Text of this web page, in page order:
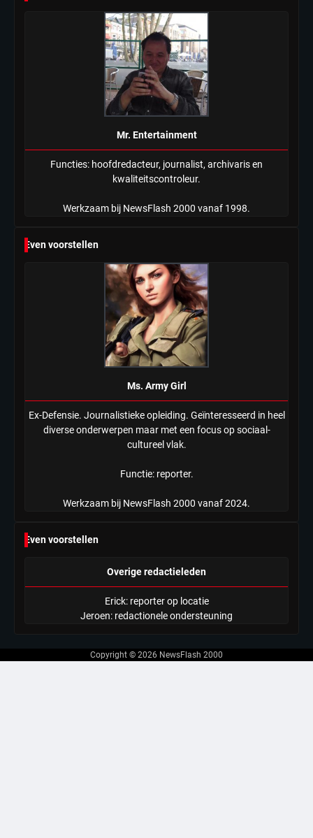
Mr. Entertainment
Functies: hoofdredacteur, journalist, archivaris en
kwaliteitscontroleur.
Werkzaam bij NewsFlash 2000 vanaf 1998.
Even voorstellen
Ms. Army Girl
Ex-Defensie. Journalistieke opleiding. Geïnteresseerd in heel
diverse onderwerpen maar met een focus op sociaal-
cultureel vlak.
Functie: reporter.
Werkzaam bij NewsFlash 2000 vanaf 2024.
Even voorstellen
Overige redactieleden
Erick: reporter op locatie
Jeroen: redactionele ondersteuning
Copyright © 2026 NewsFlash 2000